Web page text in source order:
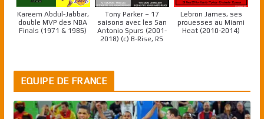
Kareem Abdul-Jabbar,
double MVP des NBA
Finals (1971 & 1985)
Tony Parker – 17
saisons avec les San
Antonio Spurs (2001-
2018) (c) B-Rise, RS
Lebron James, ses
prouesses au Miami
Heat (2010-2014)
EQUIPE DE FRANCE